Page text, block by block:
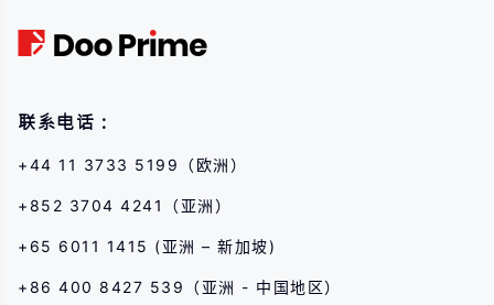
联系电话：
+44 11 3733 5199（欧洲）
+852 3704 4241（亚洲）
+65 6011 1415 (亚洲 – 新加坡)
+86 400 8427 539（亚洲 - 中国地区）